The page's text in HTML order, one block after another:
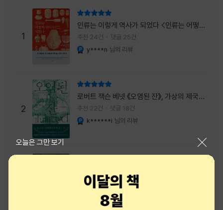
경적을 울리고 욕을 입에 달고 사는 선배와 일
하고 있는 하치. 히토미 클린이라는 청소업체
직원으로 일하는 그녀가 바라는 것은 그저 고요
한
1
인류는 이렇게 역사가 되었다 <인류는 어떻게
역사가 되었나>
추천 24건 댓글 25건
y****n 님의 리뷰
2
로버트 잭슨 베넷 《오염된 잔》, 가상의 제국이
주는 실감과 미스터리 사건의 치밀함이 이루어
내는 최상의 시너지...
추천 22건 댓글 18건
k******i 님의 리뷰
추천 21건 댓글 20건
s******7
오늘은 그만 보기